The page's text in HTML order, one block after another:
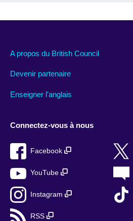
A propos du British Council
Devenir partenaire
Enseigner l'anglais
Connectez-vous à nous
Facebook
YouTube
Instagram
RSS